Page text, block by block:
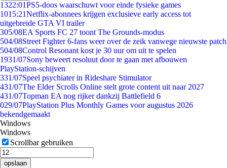
1322:01PS5-doos waarschuwt voor einde fysieke games
1015:21Netflix-abonnees krijgen exclusieve early access tot
uitgebreide GTA VI trailer
305/08EA Sports FC 27 toont The Grounds-modus
504/08Street Fighter 6-fans weer over de zeik vanwege nieuwste patch
504/08Control Resonant kost je 30 uur om uit te spelen
1931/07Sony beweert resoluut door te gaan met afbouwen
PlayStation-schijven
331/07Speel psychiater in Rideshare Stimulator
431/07The Elder Scrolls Online stelt grote content uit naar 2027
431/07Topman EA nog rijker dankzij Battlefield 6
029/07PlayStation Plus Monthly Games voor augustus 2026
bekendgemaakt
Windows
Windows
Scrollbar gebruiken
opslaan